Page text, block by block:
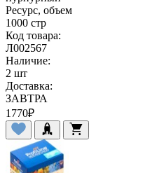
Ресурс, объем
1000 стр
Код товара:
Л002567
Наличие:
2 шт
Доставка:
ЗАВТРА
1770₽